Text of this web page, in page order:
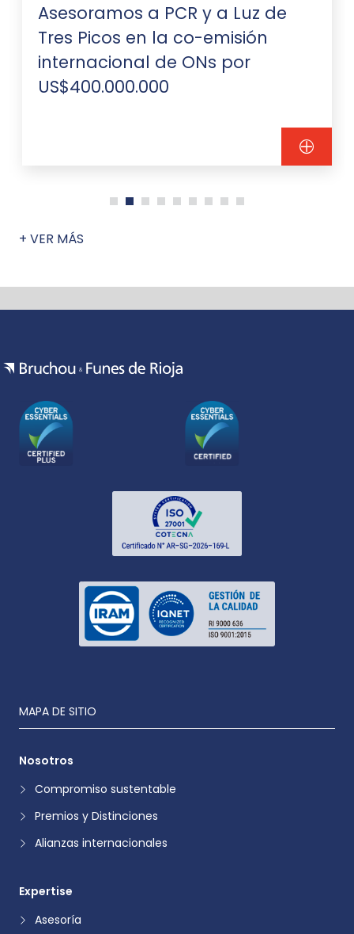
Asesoramos a PCR y a Luz de
Tres Picos en la co-emisión
internacional de ONs por
US$400.000.000
+ VER MÁS
MAPA DE SITIO
Nosotros
Compromiso sustentable
Premios y Distinciones
Alianzas internacionales
Expertise
Asesoría